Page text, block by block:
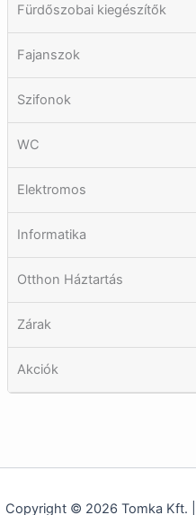
Fürdőszobai kiegészítők
Fajanszok
Szifonok
WC
Elektromos
Informatika
Otthon Háztartás
Zárak
Akciók
Copyright © 2026 Tomka Kft.